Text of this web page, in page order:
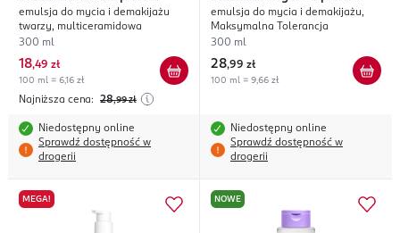
emulsja do mycia i demakijażu
twarzy, multiceramidowa
300 ml
18,49 zł
100 ml = 6,16 zł
Najniższa cena: 28,99 zł
Niedostępny online
Sprawdź dostępność w
drogerii
emulsja do mycia i demakijażu,
Maksymalna Tolerancja
300 ml
28,99 zł
100 ml = 9,66 zł
Niedostępny online
Sprawdź dostępność w
drogerii
MEGA! NOWE